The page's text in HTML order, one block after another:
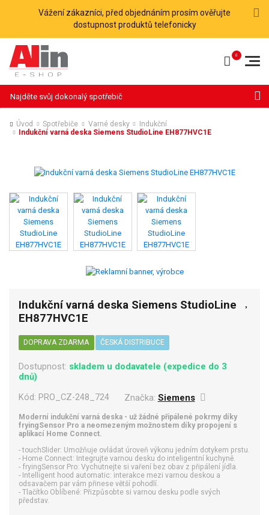
Vážení zákazníci, před objednáním prosím ověřujte
dostupnost produktů telefonicky
Úvod Spotřebiče Varné desky
Indukční
Indukční varná deska Siemens StudioLine EH877HVC1E
Indukční varná deska Siemens StudioLine
EH877HVC1E
DOPRAVA ZDARMA ČESKÁ DISTRIBUCE
Dostupnost: skladem u dodavatele (expedice do 3
dnů)
Kód: PRO_CZ-248_724 Značka: Siemens
Moderní indukční varná deska - už žádné připálené pokrmy díky
fryingSensor Pro a neomezeným možnostem díky propojení s
aplikací Home Connect.
- touchSlider: Umožňuje ovládat úroveň výkonu jedním dotykem prstu.
- Home Connect: Integrujte varnou desku do inteligentní kuchyně.
- fryingSensor Pro: Vychutnejte si vaření bez obav z připálení jídla.
- Intelligent hood automatic: interakce mezi varnou deskou a
odsavačem par vám přinese větší pohodlí.
- Tlačítko Oblíbené: Přizpůsobte si varnou desku podle svých
představ.